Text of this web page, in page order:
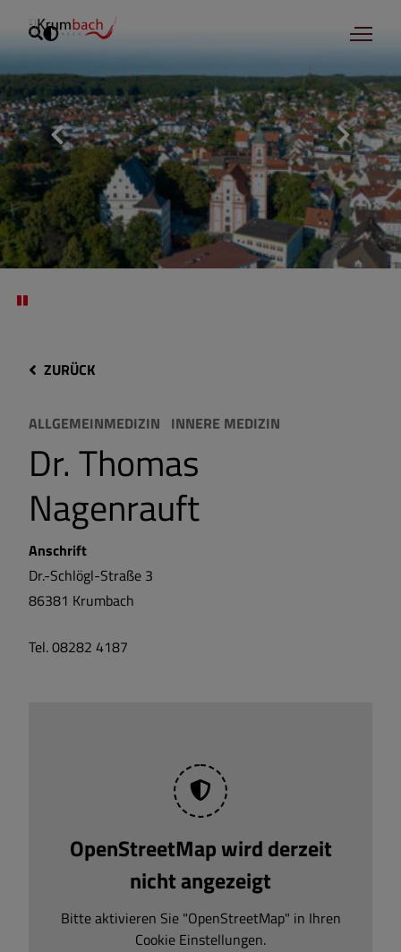
ZURÜCK
ALLGEMEINMEDIZIN INNERE MEDIZIN
Dr. Thomas
Nagenrauft
Tel. 08282 4187
Anschrift
Dr.-Schlögl-Straße 3
86381 Krumbach
OpenStreetMap wird derzeit
nicht angezeigt
Bitte aktivieren Sie "OpenStreetMap" in Ihren
Cookie Einstellungen.